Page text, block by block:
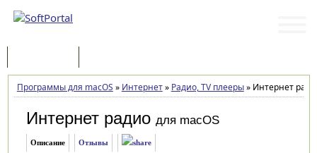
Программы для macOS » Интернет» Радио, TV плееры»Интернет
Интернет радио для macOS
Описание Отзывы